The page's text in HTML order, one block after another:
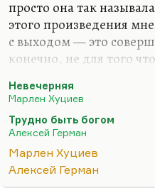
просто она так
этого произведения
с выходом — это
конечно, не для того
бонусы. Тянул по
тянул Герман с
Opus magnum вышел
крайней мере, совпал с
совершенно готова
было доозвучить какие-
Невечерняя
Марлен Хуциев
Трудно быть богом
Алексей Герман
Марлен Хуциев
Алексей Герман